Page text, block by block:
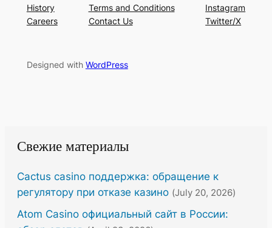
History
Careers
Terms and Conditions
Contact Us
Instagram
Twitter/X
Designed with WordPress
Свежие материалы
Cactus casino поддержка: обращение к
регулятору при отказе казино (July 20, 2026)
Atom Casino официальный сайт в России: